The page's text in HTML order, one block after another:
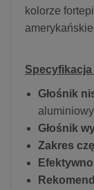
kolorze
Głośnik
aluminiowy
Głośnik
Zakres